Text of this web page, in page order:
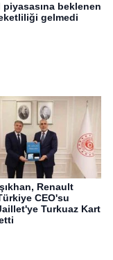
beklenen
gelmedi
Renault
CEO'su
Turkuaz Kart